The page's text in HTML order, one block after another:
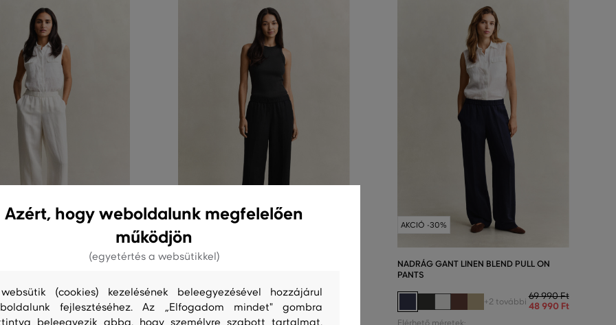
LINEN BLEND PULL ON
+2 további 69 990 Ft
48 990 Ft
NADRÁG GANT LINEN BLEND PULL ON
+2 további 69 990 Ft
48 990 Ft
Elérhető méretek:
AKCIÓ -30%
NADRÁG GANT LINEN BLEND PULL ON
PANTS
+2 további 69 990 Ft
48 990 Ft
Elérhető méretek:
Azért, hogy weboldalunk megfelelően
működjön
(egyetértés a websütikkel)
(cookies) kezelésének beleegyezésével hozzájárul
fejlesztéséhez. Az „Elfogadom mindet" gombra
beleegyezik abba, hogy személyre szabott tartalmat,